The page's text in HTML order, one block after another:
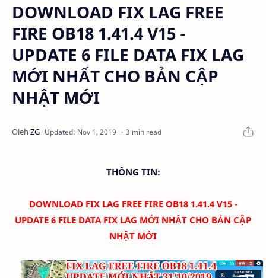
DOWNLOAD FIX LAG FREE
FIRE OB18 1.41.4 V15 -
UPDATE 6 FILE DATA FIX LAG
MỚI NHẤT CHO BẢN CẬP
NHẬT MỚI
3 min read
THÔNG TIN:
DOWNLOAD FIX LAG FREE FIRE OB18 1.41.4 V15 -
UPDATE 6 FILE DATA FIX LAG MỚI NHẤT CHO BẢN CẬP
NHẬT MỚI